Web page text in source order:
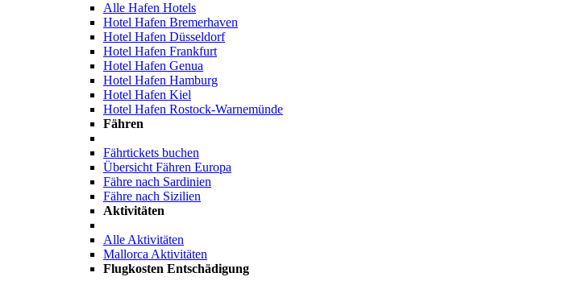
Alle Hafen Hotels
Hotel Hafen Bremerhaven
Hotel Hafen Düsseldorf
Hotel Hafen Frankfurt
Hotel Hafen Genua
Hotel Hafen Hamburg
Hotel Hafen Kiel
Hotel Hafen Rostock-Warnemünde
Fähren
Fährtickets buchen
Übersicht Fähren Europa
Fähre nach Sardinien
Fähre nach Sizilien
Aktivitäten
Alle Aktivitäten
Mallorca Aktivitäten
Flugkosten Entschädigung